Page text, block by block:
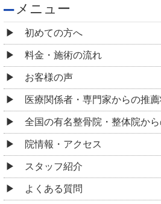
メニュー
初めての方へ
料金・施術の流れ
お客様の声
医療関係者・専門家からの推薦
全国の有名整骨院・整体院か
院情報・アクセス
スタッフ紹介
よくある質問